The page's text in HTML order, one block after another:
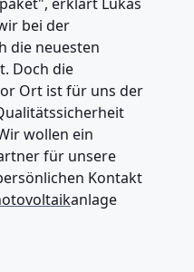
bei der
die neuesten
Doch die
Ort ist für uns der
wollen ein
für unsere
Kontakt
anlage